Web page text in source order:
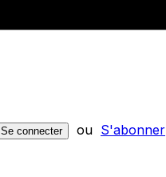
Se connecter ou S'abonner